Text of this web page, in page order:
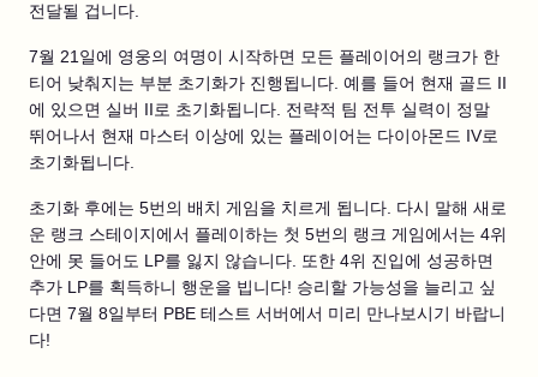
전달될 겁니다.
7월 21일에 영웅의 여명이 시작하면 모든 플레이어의 랭크가 한
티어 낮춰지는 부분 초기화가 진행됩니다. 예를 들어 현재 골드 II
에 있으면 실버 II로 초기화됩니다. 전략적 팀 전투 실력이 정말
뛰어나서 현재 마스터 이상에 있는 플레이어는 다이아몬드 IV로
초기화됩니다.
초기화 후에는 5번의 배치 게임을 치르게 됩니다. 다시 말해 새로
운 랭크 스테이지에서 플레이하는 첫 5번의 랭크 게임에서는 4위
안에 못 들어도 LP를 잃지 않습니다. 또한 4위 진입에 성공하면
추가 LP를 획득하니 행운을 빕니다! 승리할 가능성을 늘리고 싶
다면 7월 8일부터 PBE 테스트 서버에서 미리 만나보시기 바랍니
다!